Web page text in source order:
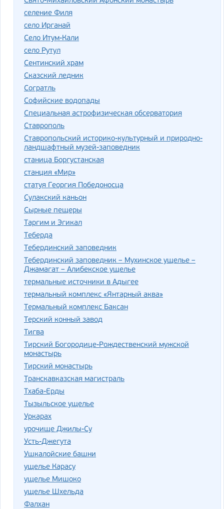
селение Филя
село Ирганай
Село Итум-Кали
село Рутул
Сентинский храм
Сказский ледник
Согратль
Софийские водопады
Специальная астрофизическая обсерватория
Ставрополь
Ставропольский историко-культурный и природно-
ландшафтный музей-заповедник
станица Боргустанская
станция «Мир»
статуя Георгия Победоносца
Сулакский каньон
Сырные пещеры
Таргим и Эгикал
Теберда
Тебердинский заповедник
Тебердинский заповедник – Мухинское ущелье –
Джамагат – Алибекское ущелье
термальные источники в Адыгее
термальный комплекс «Янтарный аква»
Термальный комплекс Баксан
Терский конный завод
Тигва
Тирский Богородице-Рождественский мужской
монастырь
Тирский монастырь
Транскавказская магистраль
Тхаба-Ерды
Тызыльское ущелье
Уркарах
урочище Джилы-Су
Усть-Джегута
Ушкалойские башни
ущелье Карасу
ущелье Мишоко
ущелье Шхельда
Фалхан